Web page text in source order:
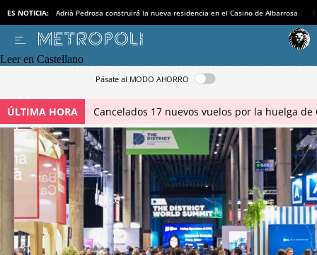
ES NOTICIA: Adrià Pedrosa construirá la nueva residencia en el Casino de Albarrosa
Leer en Castellano
Pásate al MODO AHORRO
ÚLTIMA HORA Cancelados 17 nuevos vuelos por la huelga